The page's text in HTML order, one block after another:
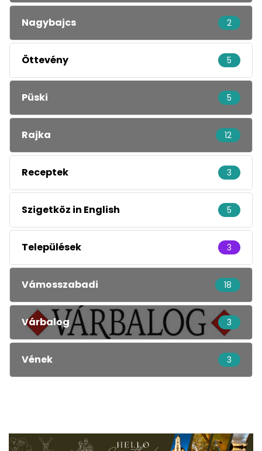
Nagybajcs 2
Öttevény 5
Püski 5
Rajka 12
Receptek 3
Szigetköz in English 5
Települések 3
Vámosszabadi 18
Várbalog 3
Vének 3